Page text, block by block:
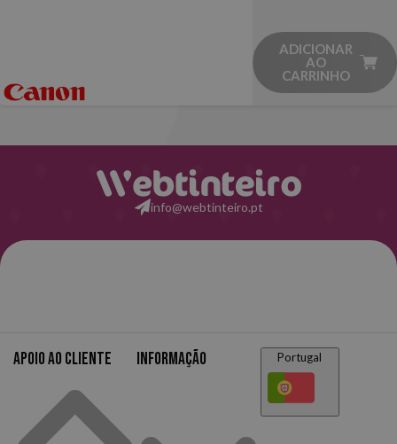
ADICIONAR
AO
CARRINHO
info@webtinteiro.pt
Apoio ao cliente Informação Portugal